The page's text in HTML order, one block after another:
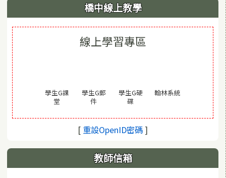
橋中線上教學
線上學習專區
學生G課
堂
學生G郵
件(另開視窗)
學生G硬
碟(另開視窗)
翰林系統(另開視窗)
[ 重設OpenID密碼(另開視窗)
]
教師信箱